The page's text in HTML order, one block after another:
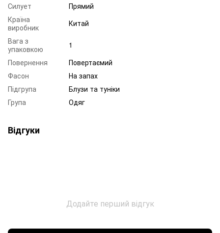
Силует
Прямий
Країна
виробник
Китай
Вага з
упаковкою
1
Повернення
Повертаємий
Фасон
На запах
Підгрупа
Блузи та туніки
Група
Одяг
Відгуки
Додайте перший відгук